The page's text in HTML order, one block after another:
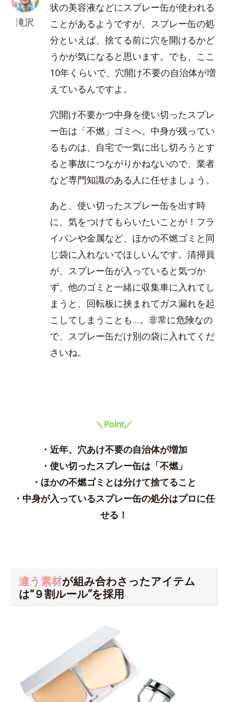
滝沢
状の美容液などにスプレー缶が使われる
ことがあるようですが、スプレー缶の処
分といえば、捨てる前に穴を開けるかど
うかが気になると思います。でも、ここ
10年くらいで、穴開け不要の自治体が増
えているんですよ。
穴開け不要かつ中身を使い切ったスプレ
ー缶は「不燃」ゴミへ。中身が残ってい
るものは、自宅で一気に出し切ろうとす
ると事故につながりかねないので、業者
など専門知識のある人に任せましょう。
あと、使い切ったスプレー缶を出す時
に、気をつけてもらいたいことが！フラ
イパンや金属など、ほかの不燃ゴミと同
じ袋に入れないでほしいんです。清掃員
が、スプレー缶が入っていると気づか
ず、他のゴミと一緒に収集車に入れてし
まうと、回転板に挟まれてガス漏れを起
こしてしまうことも…。非常に危険なの
で、スプレー缶だけ別の袋に入れてくだ
さいね。
＼Point／
・近年、穴あけ不要の自治体が増加
・使い切ったスプレー缶は「不燃」
・ほかの不燃ゴミとは分けて捨てること
・中身が入っているスプレー缶の処分はプロに任
せる！
違う素材が組み合わさったアイテム
は“９割ルール”を採用